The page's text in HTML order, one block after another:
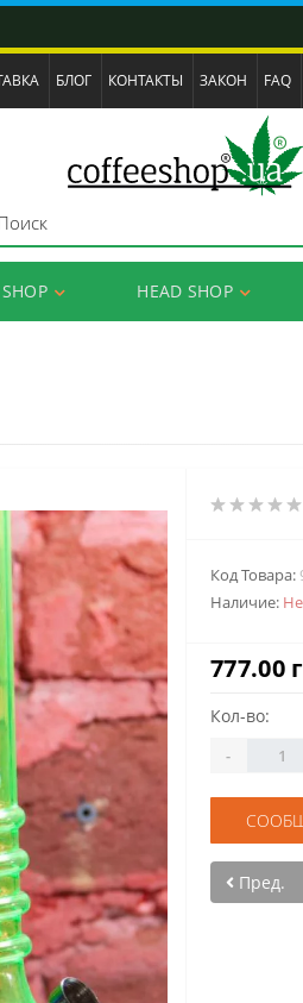
БЛОГ КОНТАКТЫ ЗАКОН FAQ
HEAD SHOP
Код Товара:
Наличие:
777.00
Кол-во:
-
Пред.